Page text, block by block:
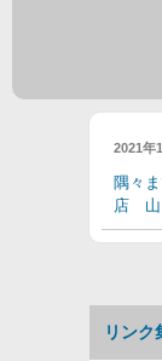
2021年
隅々
店 山
リンク